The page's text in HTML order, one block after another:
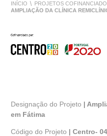
INÍCIO \ PROJETOS
AMPLIAÇÃO DA CLÍNICA
Designação do Projeto |
em Fátima
Código do Projeto |Centro-